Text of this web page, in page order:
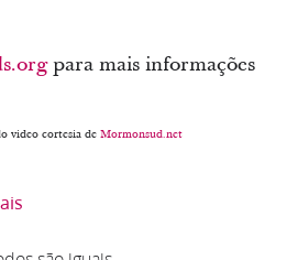
para mais informações
video cortesia de Mormonsud.net